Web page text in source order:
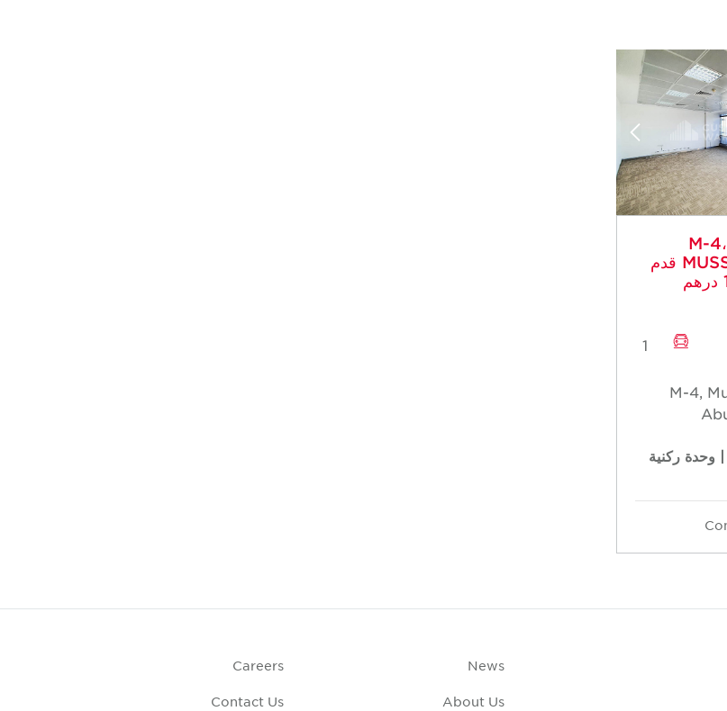
مكتب للإيجار في M-4،
MUSSAFAH - 2,368 قدم
1
M-4,
ركنية
News
About Us
Careers
Contact Us